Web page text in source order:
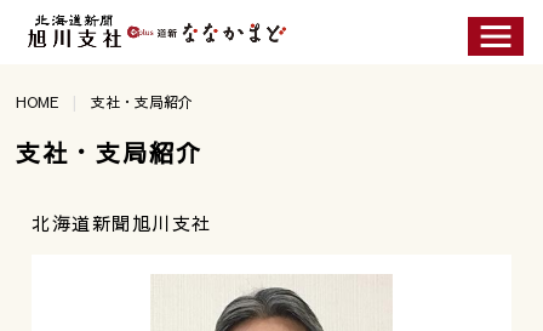
HOME 支社・支局紹介
支社・支局紹介
北海道新聞旭川支社